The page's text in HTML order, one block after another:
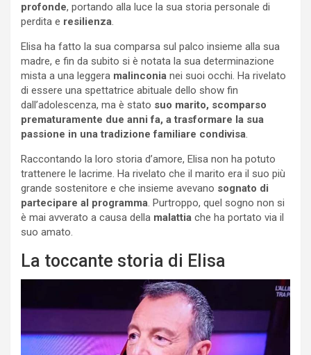
profonde, portando alla luce la sua storia personale di
perdita e resilienza.
Elisa ha fatto la sua comparsa sul palco insieme alla sua
madre, e fin da subito si è notata la sua determinazione
mista a una leggera malinconia nei suoi occhi. Ha rivelato
di essere una spettatrice abituale dello show fin
dall’adolescenza, ma è stato suo marito, scomparso
prematuramente due anni fa, a trasformare la sua
passione in una tradizione familiare condivisa.
Raccontando la loro storia d’amore, Elisa non ha potuto
trattenere le lacrime. Ha rivelato che il marito era il suo più
grande sostenitore e che insieme avevano sognato di
partecipare al programma. Purtroppo, quel sogno non si
è mai avverato a causa della malattia che ha portato via il
suo amato.
La toccante storia di Elisa